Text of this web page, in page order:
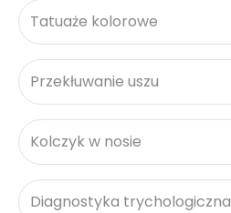
Tatuaże kolorowe
Przekłuwanie uszu
Kolczyk w nosie
Diagnostyka trychologiczna